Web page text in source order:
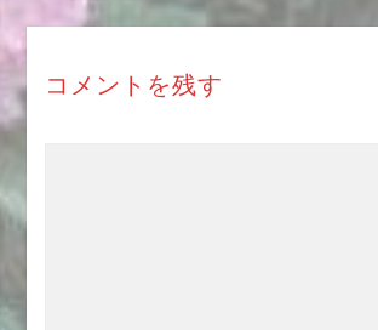
コメントを残す